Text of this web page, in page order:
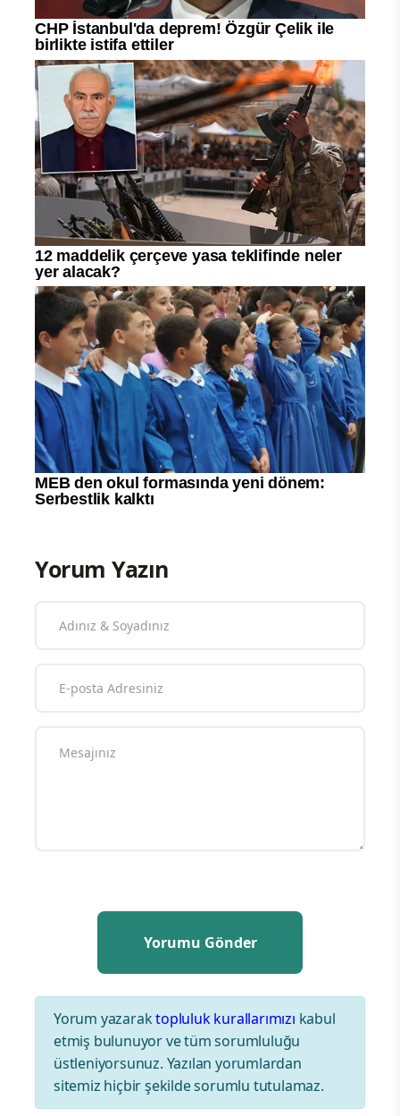
Yorum Yazın
Yorum yazaraktopluluk kurallarımızı kabul
etmiş bulunuyor ve tüm sorumluluğu
üstleniyorsunuz. Yazılan yorumlardan
sitemiz hiçbir şekilde sorumlu tutulamaz.